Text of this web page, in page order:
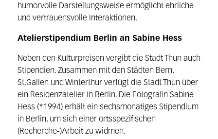
humorvolle Darstellungsweise ermöglicht ehrliche
und vertrauensvolle Interaktionen.
Atelierstipendium Berlin an Sabine Hess
Neben den Kulturpreisen vergibt die Stadt Thun auch
Stipendien. Zusammen mit den Städten Bern,
St.Gallen und Winterthur verfügt die Stadt Thun über
ein Residenzatelier in Berlin. Die Fotografin Sabine
Hess (*1994) erhält ein sechsmonatiges Stipendium
in Berlin, um sich einer ortsspezifischen
(Recherche-)Arbeit zu widmen.